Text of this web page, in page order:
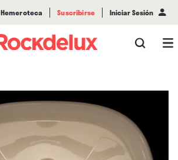
Hemeroteca Suscribirse Iniciar Sesión